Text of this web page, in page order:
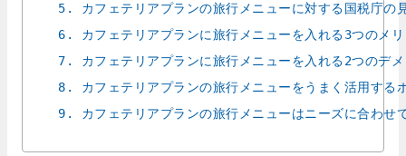
5. カフェテリアプランの旅行メニューに対する国税庁の
6. カフェテリアプランに旅行メニューを入れる3つのメ
7. カフェテリアプランに旅行メニューを入れる2つのデ
8. カフェテリアプランの旅行メニューをうまく活用する
9. カフェテリアプランの旅行メニューはニーズに合わせ